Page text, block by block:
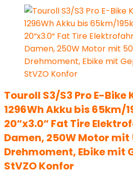
Touroll S3/S3 Pro E-
1296Wh Akku bis 65km/
20“x3.0“ Fat Tire
Damen, 250W Motor mit
Drehmoment, Ebike mit
StVZO Konfor